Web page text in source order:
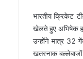
भारतीय क्रिकेट
खेलते हुए अभिषेक
उन्होंने मात्र 32
खतरनाक